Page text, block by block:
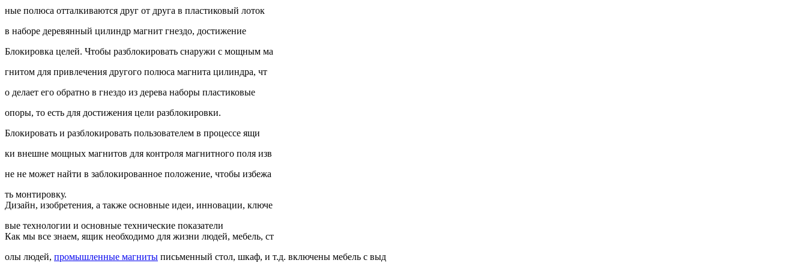
ные полюса отталкиваются друг от друга в пластиковый лоток
в наборе деревянный цилиндр магнит гнездо, достижение
Блокировка целей. Чтобы разблокировать снаружи с мощным ма
гнитом для привлечения другого полюса магнита цилиндра, чт
о делает его обратно в гнездо из дерева наборы пластиковые
опоры, то есть для достижения цели разблокировки.
Блокировать и разблокировать пользователем в процессе ящи
ки внешне мощных магнитов для контроля магнитного поля изв
не не может найти в заблокированное положение, чтобы избежа
ть монтировку.
Дизайн, изобретения, а также основные идеи, инновации, ключе
вые технологии и основные технические показатели
Как мы все знаем, ящик необходимо для жизни людей, мебель, ст
олы людей, промышленные магниты письменный стол, шкаф, и т.д. включены мебель с выд